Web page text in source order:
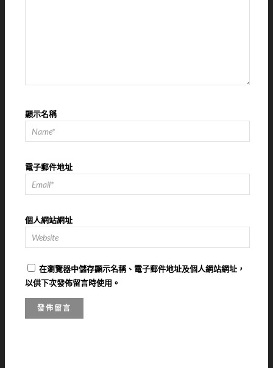
顯示名稱
電子郵件地址
個人網站網址
在瀏覽器中儲存顯示名稱、電子郵件地址及個人網站網址，
以供下次發佈留言時使用。